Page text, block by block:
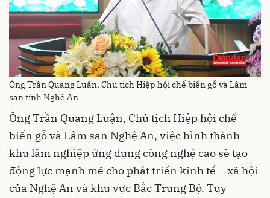
Ông Trần Quang Luận, Chủ tịch Hiệp hội chế biến gỗ và Lâm
sản tỉnh Nghệ An
Ông Trần Quang Luận, Chủ tịch Hiệp hội chế
biến gỗ và Lâm sản Nghệ An, việc hình thành
khu lâm nghiệp ứng dụng công nghệ cao sẽ tạo
động lực mạnh mẽ cho phát triển kinh tế – xã hội
của Nghệ An và khu vực Bắc Trung Bộ. Tuy